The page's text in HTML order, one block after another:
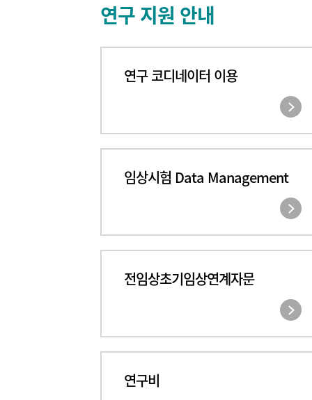
연구 지원 안내
연구 코디네이터 이용
임상시험 Data Management
전임상초기임상연계자문
연구비